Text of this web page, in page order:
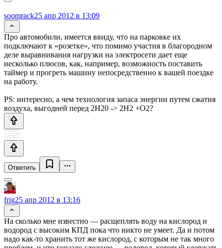
soomrack25 апр 2012 в 13:09
Про автомобили, имеется ввиду, что на парковке их
подключают к «розетке», что помимо участия в благородном
деле выравнивания нагрузки на электросети дает еще
несколько плюсов, как, например, возможность поставить
таймер и прогреть машину непосредственно к вашей поездке
на работу.
PS: интересно, а чем технология запаса энергии путем сжатия
воздуха, выгодней перед 2H20 -> 2H2 +O2?
Ответить
frig25 апр 2012 в 13:16
На сколько мне известно — расщеплять воду на кислород и
водород с высоким КПД пока что никто не умеет. Да и потом
надо как-то хранить тот же кислород, с которым не так много